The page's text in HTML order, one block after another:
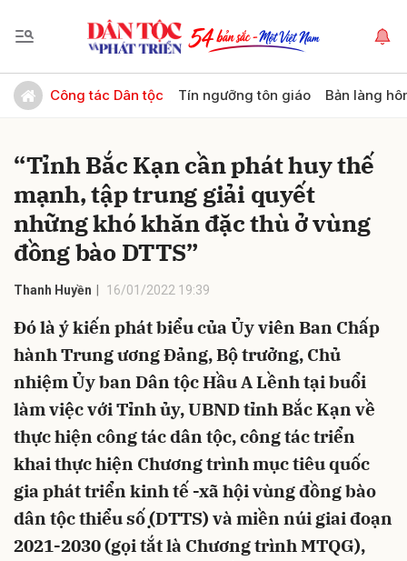
Công tác Dân tộc Tín ngưỡng tôn giáo Bản làng
“Tỉnh Bắc Kạn cần phát huy thế
mạnh, tập trung giải quyết
những khó khăn đặc thù ở vùng
đồng bào DTTS”
Thanh Huyền 16/01/2022 19:39
Đó là ý kiến phát biểu của Ủy viên Ban Chấp
hành Trung ương Đảng, Bộ trưởng, Chủ
nhiệm Ủy ban Dân tộc Hầu A Lềnh tại buổi
làm việc với Tỉnh ủy, UBND tỉnh Bắc Kạn về
thực hiện công tác dân tộc, công tác triển
khai thực hiện Chương trình mục tiêu quốc
gia phát triển kinh tế -xã hội vùng đồng bào
dân tộc thiểu số ̣̣(DTTS) và miền núi giai đoạn
2021-2030 (gọi tắt là Chương trình MTQG),
Gửi bình luận